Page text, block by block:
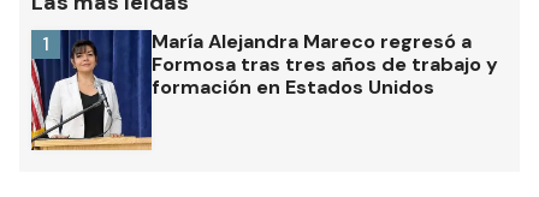
María Alejandra Mareco regresó a
Formosa tras tres años de trabajo y
formación en Estados Unidos
1